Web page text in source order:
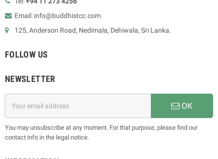
Email: info@buddhistcc.com
125, Anderson Road, Nedimala, Dehiwala, Sri Lanka.
FOLLOW US
NEWSLETTER
OK
You may unsubscribe at any moment. For that purpose, please find our
contact info in the legal notice.